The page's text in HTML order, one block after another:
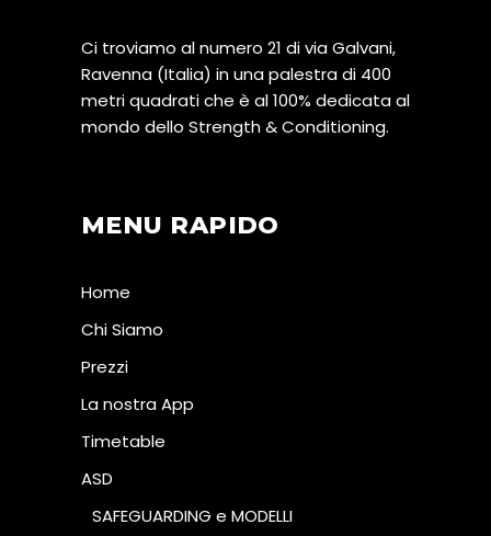
Ci troviamo al numero 21 di via Galvani,
Ravenna (Italia) in una palestra di 400
metri quadrati che è al 100% dedicata al
mondo dello Strength & Conditioning.
MENU RAPIDO
Home
Chi Siamo
Prezzi
La nostra App
Timetable
ASD
SAFEGUARDING e MODELLI